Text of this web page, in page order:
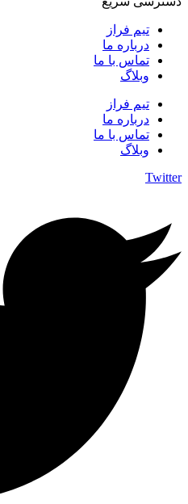
تیم فراز
درباره ما
تماس با ما
وبلاگ
تیم فراز
درباره ما
تماس با ما
وبلاگ
Twitter